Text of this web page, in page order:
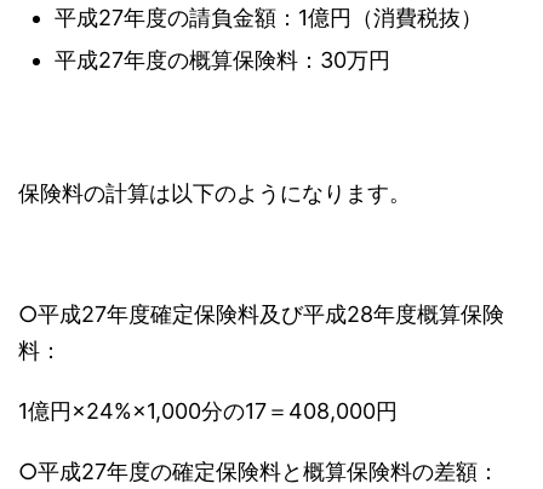
平成27年度の請負金額：1億円（消費税抜）
平成27年度の概算保険料：30万円
保険料の計算は以下のようになります。
○平成27年度確定保険料及び平成28年度概算保険
料：
1億円×24%×1,000分の17＝408,000円
○平成27年度の確定保険料と概算保険料の差額：